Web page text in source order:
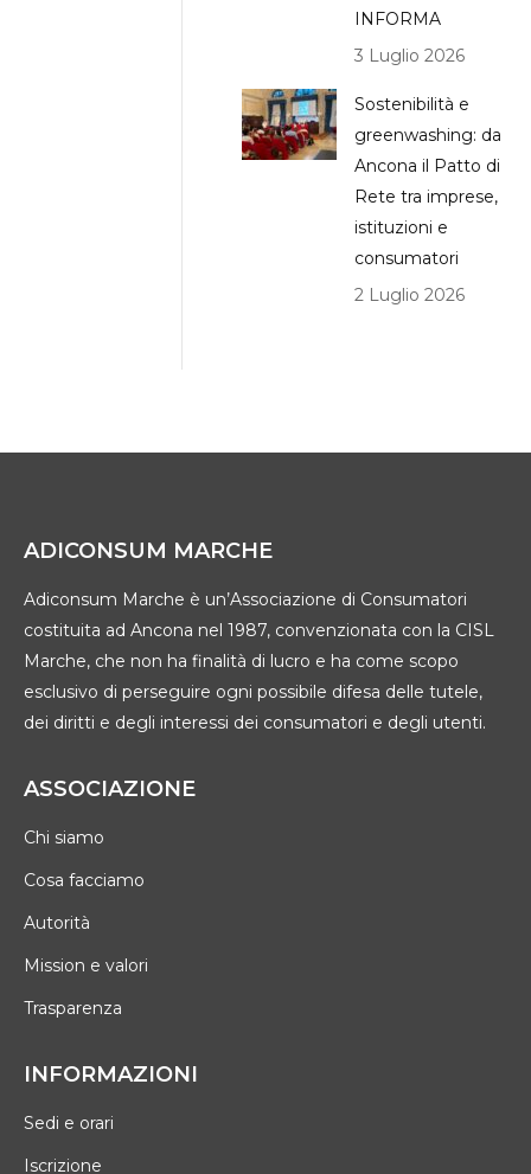
INFORMA
3 Luglio 2026
Sostenibilità e
greenwashing: da
Ancona il Patto di
Rete tra imprese,
istituzioni e
consumatori
2 Luglio 2026
ADICONSUM MARCHE
Adiconsum Marche è un’Associazione di Consumatori
costituita ad Ancona nel 1987, convenzionata con la CISL
Marche, che non ha finalità di lucro e ha come scopo
esclusivo di perseguire ogni possibile difesa delle tutele,
dei diritti e degli interessi dei consumatori e degli utenti.
ASSOCIAZIONE
Chi siamo
Cosa facciamo
Autorità
Mission e valori
Trasparenza
INFORMAZIONI
Sedi e orari
Iscrizione